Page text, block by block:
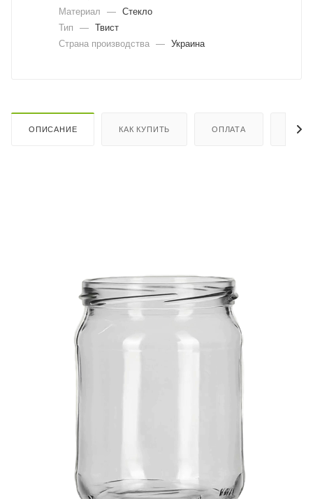
Материал
— Стекло
Тип
— Твист
Страна производства — Украина
ОПИСАНИЕ КАК КУПИТЬ ОПЛАТА